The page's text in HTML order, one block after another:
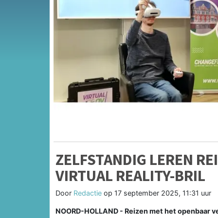
ZELFSTANDIG LEREN
VIRTUAL REALITY-BRIL
Door Redactie op 17 september 2025, 11:31 uur
NOORD-HOLLAND - Reizen met het